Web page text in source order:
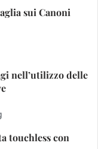
sui Canoni
nell’utilizzo delle
touchless con